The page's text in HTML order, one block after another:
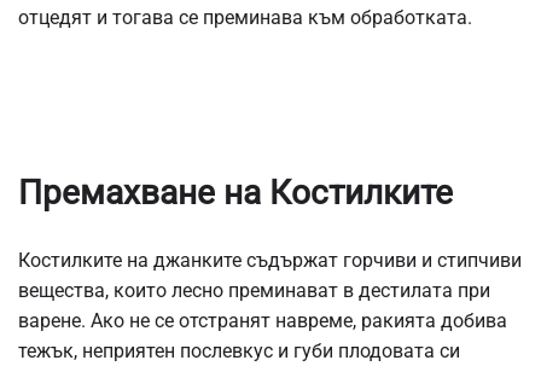
отцедят и тогава се преминава към обработката.
Премахване на Костилките
Костилките на джанките съдържат горчиви и стипчиви
вещества, които лесно преминават в дестилата при
варене. Ако не се отстранят навреме, ракията добива
тежък, неприятен послевкус и губи плодовата си